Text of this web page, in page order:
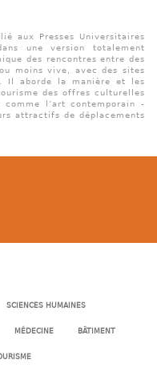
aux Presses Universitaires
une version totalement
des rencontres entre des
moins vive, avec des sites
Il aborde la manière et les
des offres culturelles
l’art contemporain -
attractifs de déplacements
SCIENCES HUMAINES
MÉDECINE BÂTIMENT